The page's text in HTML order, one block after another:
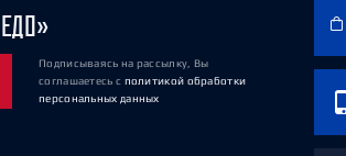
Подписываясь на рассылку, Вы
соглашаетесь с политикой обработки
персональных данных